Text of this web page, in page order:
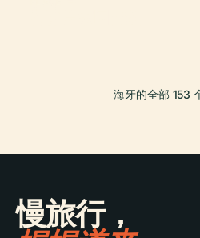
海牙的全部 153
慢旅行，